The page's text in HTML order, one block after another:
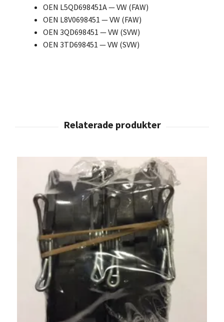
OEN L5QD698451A — VW (FAW)
OEN L8V0698451 — VW (FAW)
OEN 3QD698451 — VW (SVW)
OEN 3TD698451 — VW (SVW)